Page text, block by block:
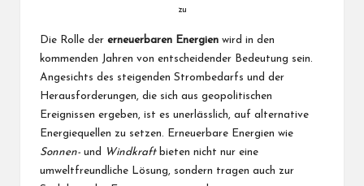
zu
Die Rolle der erneuerbaren Energien wird in den
kommenden Jahren von entscheidender Bedeutung sein.
Angesichts des steigenden Strombedarfs und der
Herausforderungen, die sich aus geopolitischen
Ereignissen ergeben, ist es unerlässlich, auf alternative
Energiequellen zu setzen. Erneuerbare Energien wie
Sonnen- und Windkraftbieten nicht nur eine
umweltfreundliche Lösung, sondern tragen auch zur